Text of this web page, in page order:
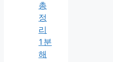
총
정
리
1분
해